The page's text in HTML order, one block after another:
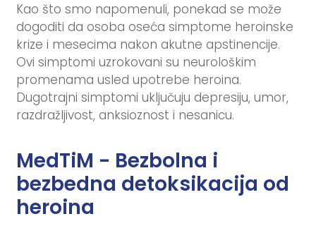
Kao što smo napomenuli, ponekad se može
dogoditi da osoba oseća simptome heroinske
krize i mesecima nakon akutne apstinencije.
Ovi simptomi uzrokovani su neurološkim
promenama usled upotrebe heroina.
Dugotrajni simptomi uključuju depresiju, umor,
razdražljivost, anksioznost i nesanicu.
MedTiM - Bezbolna i
bezbedna detoksikacija od
heroina